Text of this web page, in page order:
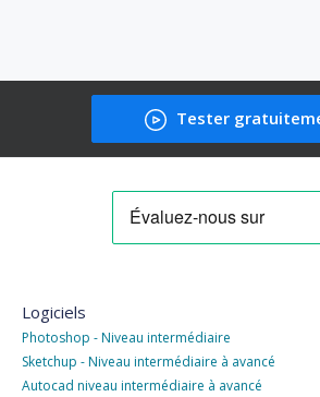
Tester
Logiciels
Photoshop - Niveau intermédiaire
Sketchup - Niveau intermédiaire à avancé
Autocad niveau intermédiaire à avancé